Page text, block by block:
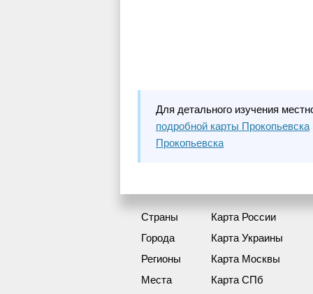
Для детального изучения
подробной карты Прокопьевска
Прокопьевска
Страны
Города
Регионы
Места
Карта России
Карта Украины
Карта Москвы
Карта СПб